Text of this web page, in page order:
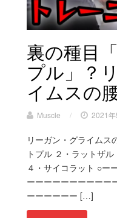
裏の種目
プル」？
イムスの
Muscle / 2021
リーガン・グライムス
トプル ２・ラットザ
４・サイコラット ○ー
ーーーーーーーーーー
ーーーーーー […]